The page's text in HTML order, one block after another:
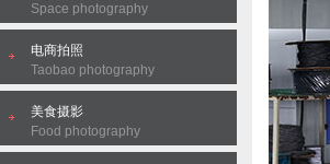
Space photography
电商拍照
Taobao photography
美食摄影
Food photography